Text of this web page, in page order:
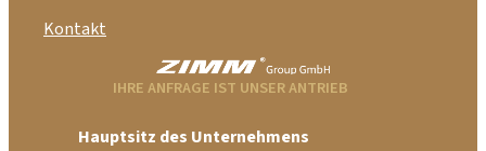
Kontakt
IHRE ANFRAGE IST UNSER ANTRIEB
Hauptsitz des Unternehmens